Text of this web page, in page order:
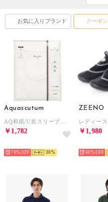
お気に入りブランド クーポン
Aquascutum
￥1,782
70% 30
ZEENO
￥1,980
60%